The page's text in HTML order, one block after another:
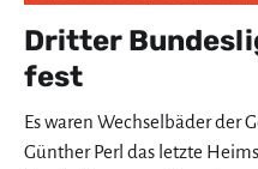
Dritter
fest
Es waren Wechselbäder der
Günther Perl das letzte